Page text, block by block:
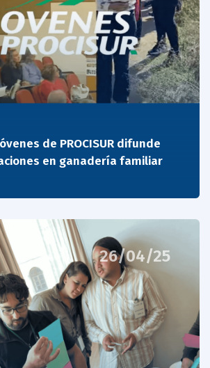
de PROCISUR difunde
en ganadería familiar
26/04/25